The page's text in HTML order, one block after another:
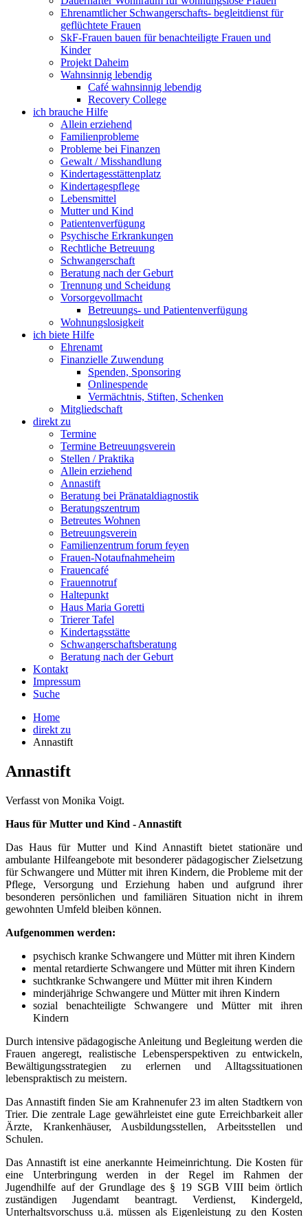
Ehrenamtlicher Schwangerschafts- begleitdienst für
geflüchtete Frauen
SkF-Frauen bauen für benachteiligte Frauen und
Kinder
Projekt Daheim
Wahnsinnig lebendig
Café wahnsinnig lebendig
Recovery College
ich brauche Hilfe
Allein erziehend
Familienprobleme
Probleme bei Finanzen
Gewalt / Misshandlung
Kindertagesstättenplatz
Kindertagespflege
Lebensmittel
Mutter und Kind
Patientenverfügung
Psychische Erkrankungen
Rechtliche Betreuung
Schwangerschaft
Beratung nach der Geburt
Trennung und Scheidung
Vorsorgevollmacht
Betreuungs- und Patientenverfügung
Wohnungslosigkeit
ich biete Hilfe
Ehrenamt
Finanzielle Zuwendung
Spenden, Sponsoring
Onlinespende
Vermächtnis, Stiften, Schenken
Mitgliedschaft
direkt zu
Termine
Termine Betreuungsverein
Stellen / Praktika
Allein erziehend
Annastift
Beratung bei Pränataldiagnostik
Beratungszentrum
Betreutes Wohnen
Betreuungsverein
Familienzentrum forum feyen
Frauen-Notaufnahmeheim
Frauencafé
Frauennotruf
Haltepunkt
Haus Maria Goretti
Trierer Tafel
Kindertagsstätte
Schwangerschaftsberatung
Beratung nach der Geburt
Kontakt
Impressum
Suche
Home
direkt zu
Annastift
Annastift
Verfasst von Monika Voigt.
Haus für Mutter und Kind - Annastift
Das Haus für Mutter und Kind Annastift bietet stationäre und
ambulante Hilfeangebote mit besonderer pädagogischer Zielsetzung
für Schwangere und Mütter mit ihren Kindern, die Probleme mit der
Pflege, Versorgung und Erziehung haben und aufgrund ihrer
besonderen persönlichen und familiären Situation nicht in ihrem
gewohnten Umfeld bleiben können.
Aufgenommen werden:
psychisch kranke Schwangere und Mütter mit ihren Kindern
mental retardierte Schwangere und Mütter mit ihren Kindern
suchtkranke Schwangere und Mütter mit ihren Kindern
minderjährige Schwangere und Mütter mit ihren Kindern
sozial benachteiligte Schwangere und Mütter mit ihren
Kindern
Durch intensive pädagogische Anleitung und Begleitung werden die
Frauen angeregt, realistische Lebensperspektiven zu entwickeln,
Bewältigungsstrategien zu erlernen und Alltagssituationen
lebenspraktisch zu meistern.
Das Annastift finden Sie am Krahnenufer 23 im alten Stadtkern von
Trier. Die zentrale Lage gewährleistet eine gute Erreichbarkeit aller
Ärzte, Krankenhäuser, Ausbildungsstellen, Arbeitsstellen und
Schulen.
Das Annastift ist eine anerkannte Heimeinrichtung. Die Kosten für
eine Unterbringung werden in der Regel im Rahmen der
Jugendhilfe auf der Grundlage des § 19 SGB VIII beim örtlich
zuständigen Jugendamt beantragt. Verdienst, Kindergeld,
Unterhaltsvorschuss u.ä. müssen als Eigenleistung zu den Kosten